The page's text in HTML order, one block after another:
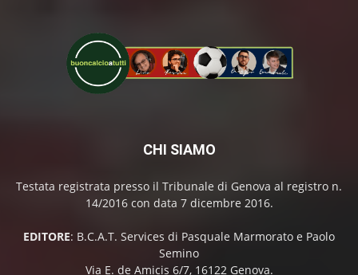
CHI SIAMO
Testata registrata presso il Tribunale di Genova al registro n.
14/2016 con data 7 dicembre 2016.
EDITORE: B.C.A.T. Services di Pasquale Marmorato e Paolo
Semino
Via E. de Amicis 6/7, 16122 Genova.